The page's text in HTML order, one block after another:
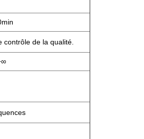
de la qualité.
∞